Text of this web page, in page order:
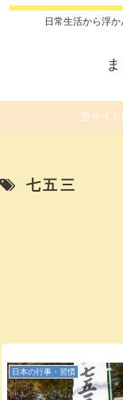
日常生活から浮
当サイ
七五三
日本の行事・習慣